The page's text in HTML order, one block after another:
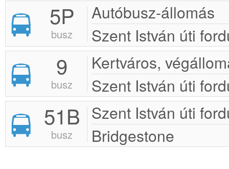
5P
busz
Autóbusz-állomás
Szent István úti
9
busz
Kertváros,
Szent István úti
51B
busz
Szent István úti
Bridgestone